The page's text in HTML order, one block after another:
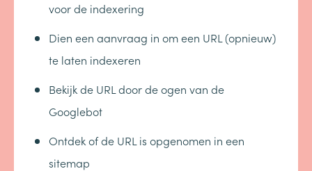
voor de indexering
Dien een aanvraag in om een URL (opnieuw)
te laten indexeren
Bekijk de URL door de ogen van de
Googlebot
Ontdek of de URL is opgenomen in een
sitemap